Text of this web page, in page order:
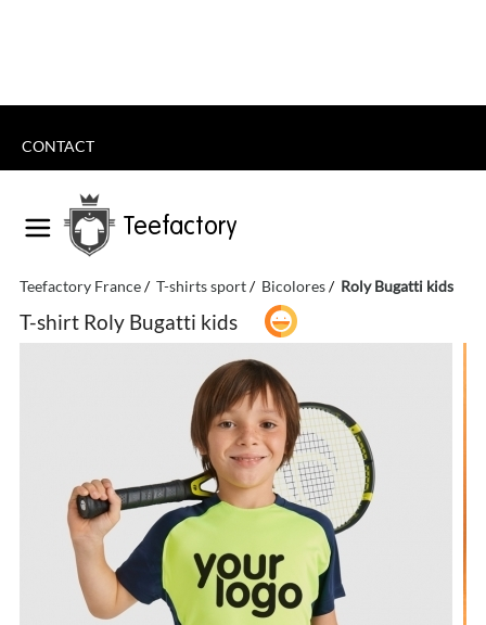
CONTACT
Teefactory
Teefactory France T-shirts sport Bicolores Roly Bugatti kids
T-shirt Roly Bugatti kids